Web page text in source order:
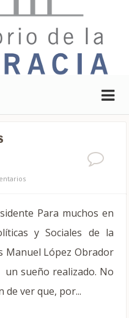
Para muchos en
y Sociales de la
Manuel López Obrador
sueño realizado. No
de ver que, por...